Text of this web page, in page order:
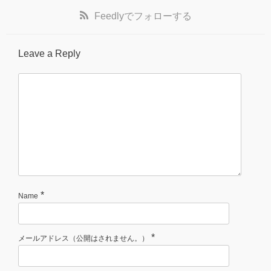
Feedlyでフォローする
Leave a Reply
Name *
メールアドレス（公開はされません。） *